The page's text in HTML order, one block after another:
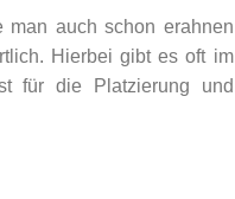
man auch schon erahnen
Hierbei gibt es oft im
für die Platzierung und